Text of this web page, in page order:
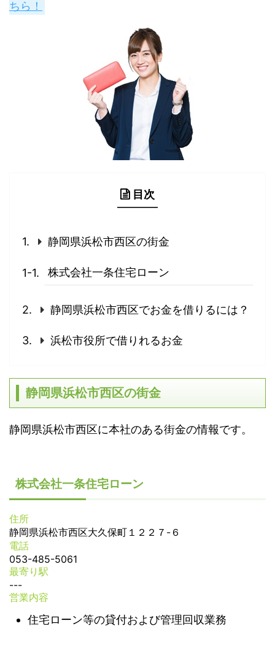
ちら！
目次
静岡県浜松市西区の街金
株式会社一条住宅ローン
静岡県浜松市西区でお金を借りるには？
浜松市役所で借りれるお金
静岡県浜松市西区の街金
静岡県浜松市西区に本社のある街金の情報です。
株式会社一条住宅ローン
住所
静岡県浜松市西区大久保町１２２７-６
電話
053-485-5061
最寄り駅
---
営業内容
住宅ローン等の貸付および管理回収業務